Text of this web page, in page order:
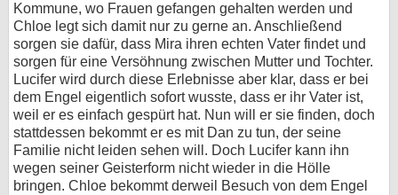
Kommune, wo Frauen gefangen gehalten werden und
Chloe legt sich damit nur zu gerne an. Anschließend
sorgen sie dafür, dass Mira ihren echten Vater findet und
sorgen für eine Versöhnung zwischen Mutter und Tochter.
Lucifer wird durch diese Erlebnisse aber klar, dass er bei
dem Engel eigentlich sofort wusste, dass er ihr Vater ist,
weil er es einfach gespürt hat. Nun will er sie finden, doch
stattdessen bekommt er es mit Dan zu tun, der seine
Familie nicht leiden sehen will. Doch Lucifer kann ihn
wegen seiner Geisterform nicht wieder in die Hölle
bringen. Chloe bekommt derweil Besuch von dem Engel